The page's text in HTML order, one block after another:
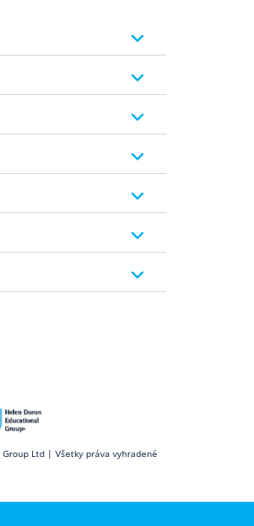
Ltd | Všetky práva vyhradené